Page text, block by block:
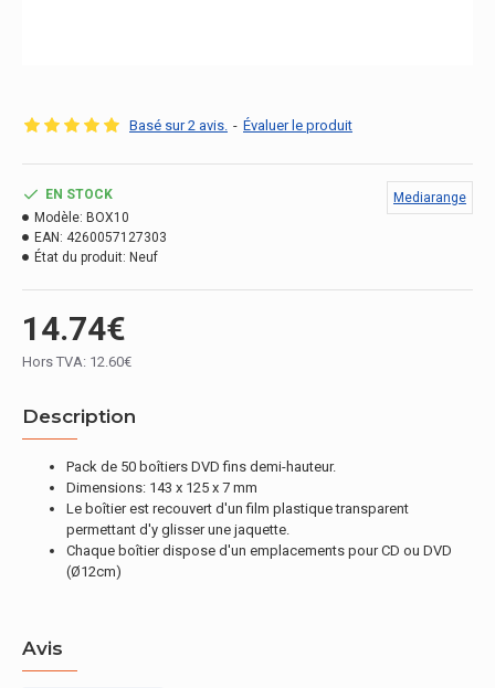
Basé sur 2 avis. - Évaluer le produit
14.74€
Hors TVA: 12.60€
EN STOCK
Modèle: BOX10
EAN: 4260057127303
État du produit: Neuf
Mediarange
Description
Pack de 50 boîtiers DVD fins demi-hauteur.
Dimensions: 143 x 125 x 7 mm
Le boîtier est recouvert d'un film plastique transparent
permettant d'y glisser une jaquette.
Chaque boîtier dispose d'un emplacements pour CD ou DVD
(Ø12cm)
Avis